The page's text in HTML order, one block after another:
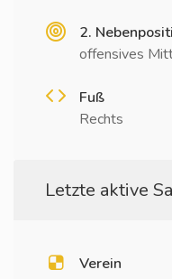
2.
offensives
Fuß
Rechts
Letzte aktive
Verein